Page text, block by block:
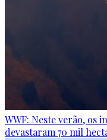
WWF: Neste verão, os
devastaram 70 mil